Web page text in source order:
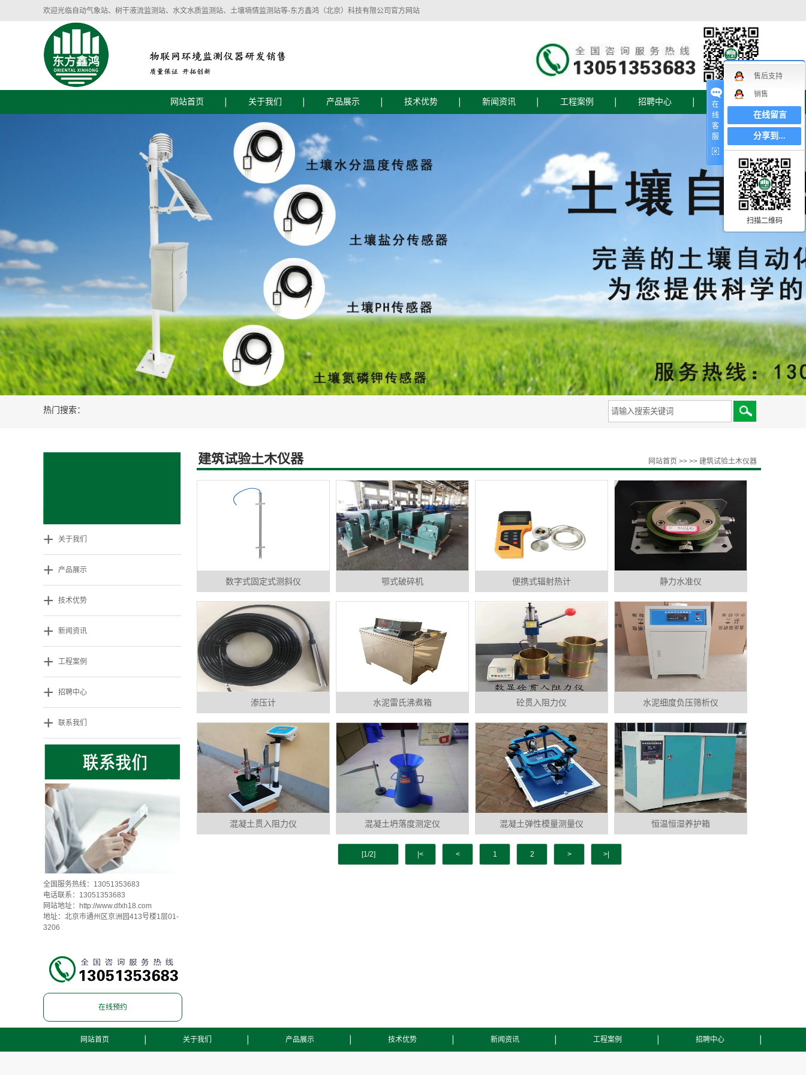
欢迎光临自动气象站、树干液流监测站、水文水质监测站、土壤墒情监测站等-东方鑫鸿（北京）科技有限公司官方网站
网站首页 关于我们
公司简介
企业文化
器、农业土壤墒情监测仪器、水位雨量监测
产品展示
智慧农业土壤监测设备
新能源光伏风电设备 智慧农业水肥灌溉设备 智慧水文水利设备 土壤蒸渗设备
技术优势
服务流程
新闻资讯 工程案例 招聘中心 联系我们
联系我们
在线地图
在线留言
热门搜索：
+ 关于我们
+ 产品展示
+ 技术优势
+ 新闻资讯
+ 工程案例
+ 招聘中心
+ 联系我们
全国服务热线：13051353683
电话联系：13051353683
网站地址：
http://www.dfxh18.com
地址：北京市通州区京洲园413号楼1层01-
3206
在线预约
建筑试验土木仪器 网站首页 >> >> 建筑试验土木仪器
数字式固定式测斜仪 鄂式破碎机 便携式辐射热计 静力水准仪
渗压计 水泥雷氏沸煮箱 砼贯入阻力仪 水泥细度负压筛析仪
混凝土贯入阻力仪 混凝土坍落度测定仪 混凝土弹性模量测量仪 恒温恒湿养护箱
[1/2] |< < 1 2 > >|
网站首页 关于我们 产品展示 技术优势 新闻资讯 工程案例 招聘中心
在
线
客
服
售后支持
销售
在线留言
分享到...
扫描二维码